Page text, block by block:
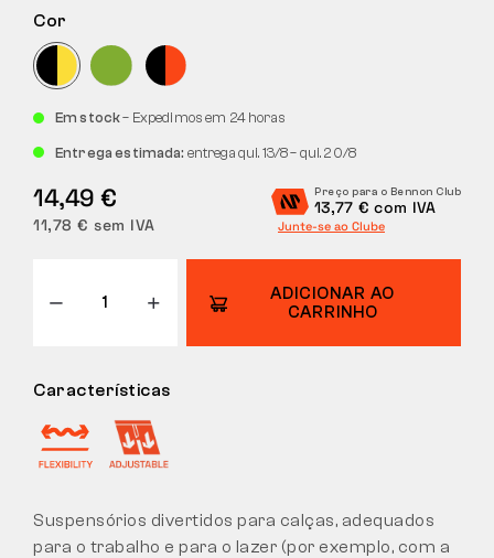
LOJA COM BISTRÔ
CONTACTO
DEVOLUÇÕES
Cor
Em stock– Expedimos em 24 horas
Entrega estimada: entrega qui. 13/8 – qui. 20/8
14,49 €
11,78 € sem IVA
Preço para o Bennon Club
13,77 € com IVA
Junte-se ao Clube
ADICIONAR AO
CARRINHO
Características
Suspensórios divertidos para calças, adequados
para o trabalho e para o lazer (por exemplo, com a